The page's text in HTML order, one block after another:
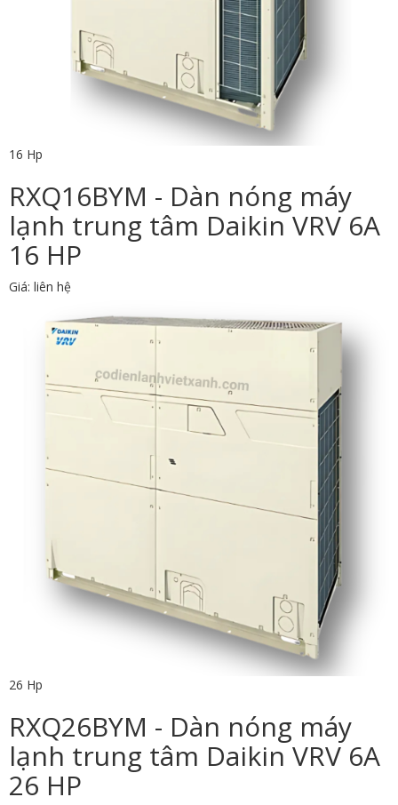
16 Hp
RXQ16BYM - Dàn nóng máy
lạnh trung tâm Daikin VRV 6A
16 HP
Giá: liên hệ
26 Hp
RXQ26BYM - Dàn nóng máy
lạnh trung tâm Daikin VRV 6A
26 HP